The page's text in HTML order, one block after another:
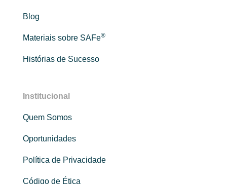
Blog
Materiais sobre SAFe®
Histórias de Sucesso
Institucional
Quem Somos
Oportunidades
Política de Privacidade
Código de Ética